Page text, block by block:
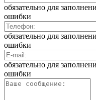
обязательно для
ошибки
обязательно для
ошибки
обязательно для
ошибки